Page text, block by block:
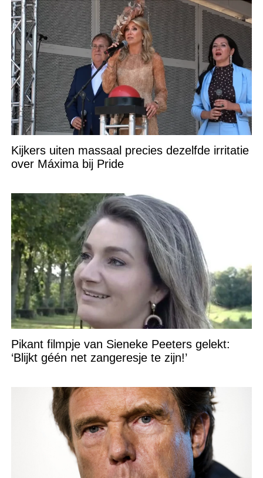
Kijkers uiten massaal precies dezelfde irritatie
over Máxima bij Pride
Pikant filmpje van Sieneke Peeters gelekt:
‘Blijkt géén net zangeresje te zijn!’